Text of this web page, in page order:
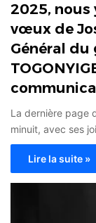
2025, nous
vœux de
Général du
La dernière page
minuit, avec ses
Lire la suite »